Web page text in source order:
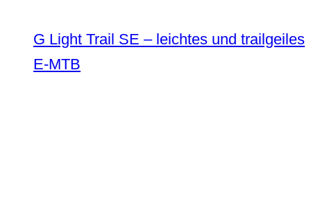
G Light Trail SE – leichtes und trailgeiles
E-MTB